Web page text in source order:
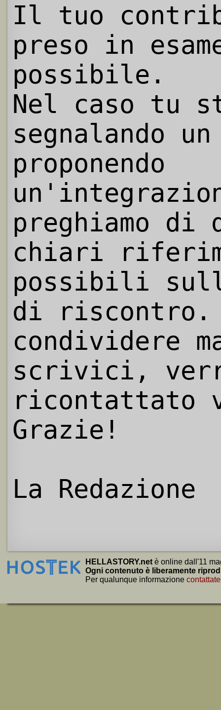
Il tuo
preso in
possibile.
Nel caso tu
segnalando
proponendo
preghiamo
chiari
possibili
di riscontro.
condividere
scrivici,
ricontattato
Grazie!
La Redazione
HELLASTORY.net è online dall'11
Ogni contenuto è liberamente
Per qualunque informazione